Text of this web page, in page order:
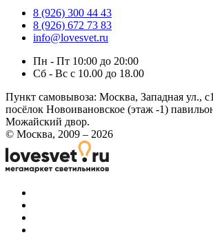
8 (926) 300 44 43
8 (926) 672 73 83
info@lovesvet.ru
Пн - Пт 10:00 до 20:00
Сб - Вс с 10.00 до 18.00
Пункт самовывоза: Москва, Западная ул.,
посёлок Новоивановское (этаж -1)
Можайский двор.
© Москва, 2009 – 2026